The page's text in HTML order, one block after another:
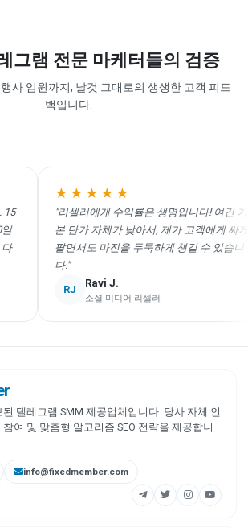
그램 전문 마케터들의 검증
사 임원까지, 날것 그대로의 생생한 고객 피드
백입니다.
★★★★★
"리셀러에게 수익률은 생명입니다! 여긴 기
본 단가 자체가 낮아서, 제가 고객에게 싸게
팔면서도 마진을 두둑하게 챙길 수 있습니
Ravi J.
소셜 미디어 리셀러
텔레그램 SMM 제공업체입니다. 당사 자체 인
여 및 맞춤형 알고리즘 SEO 전략을 제공합니
info@fixedmember.com